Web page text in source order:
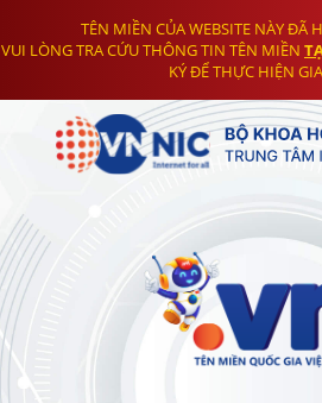
TÊN MIỀN CỦA WEBSITE NÀY ĐÃ
VUI LÒNG TRA CỨU THÔNG TIN TÊN MIỀN
KÝ ĐỂ THỰC HIỆN